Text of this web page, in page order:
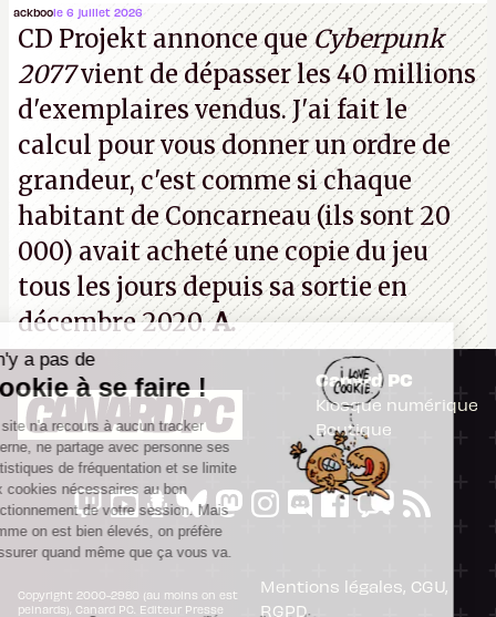
(Dishonored, Deathloop) pourraient faire partie des
prochaines victimes, puisque Microsoft a confirmé
vouloir se séparer du studio.A.
ackboole 6 juillet 2026
CD Projekt annonce queCyberpunk
2077vient de dépasser les 40 millions
d'exemplaires vendus. J'ai fait le
calcul pour vous donner un ordre de
grandeur, c'est comme si chaque
habitant de Concarneau (ils sont 20
000) avait acheté une copie du jeu
tous les jours depuis sa sortie en
décembre 2020.A.
Canard PC
Kiosque numérique
Boutique
Copyright 2000-2980 (au moins on est
peinards), Canard PC. Editeur Presse
Mentions légales, CGU,
RGPD
Il n'y a pas de
Cookie à se faire !
Ce site n'a recours à aucun tracker
externe, ne partage avec personne ses
statistiques de fréquentation et se limite
aux cookies nécessaires au bon
fonctionnement de votre session. Mais
comme on est bien élevés, on préfère
s'assurer quand même que ça vous va.